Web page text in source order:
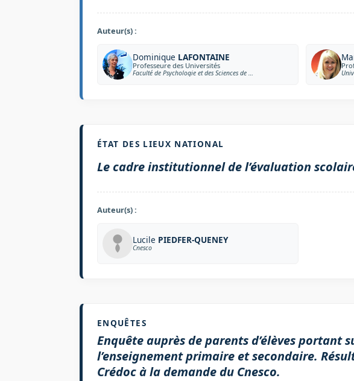
Auteur(s) :
Dominique LAFONTAINE
Professeure des Universités
ÉTAT DES LIEUX NATIONAL
Le cadre institutionnel de l’évaluation
Auteur(s) :
Lucile PIEDFER-QUENEY
Cnesco
ENQUÊTES
Enquête auprès de parents d’élèves portant
l’enseignement primaire et secondaire.
Crédoc à la demande du Cnesco.